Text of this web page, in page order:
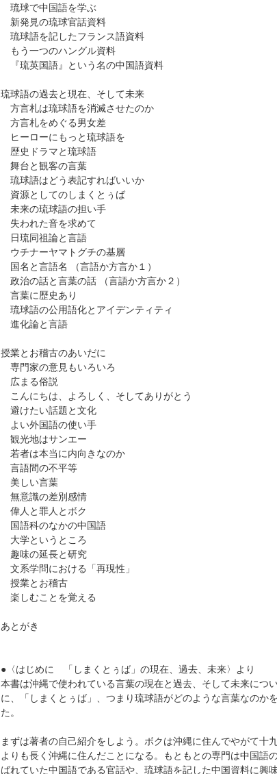
琉球で中国語を学ぶ
新発見の琉球官話資料
琉球語を記したフランス語資料
もう一つのハングル資料
『琉英国語』という名の中国語資料
琉球語の過去と現在、そして未来
方言札は琉球語を消滅させたのか
方言札をめぐる男女差
ヒーローにもっと琉球語を
歴史ドラマと琉球語
舞台と観客の言葉
琉球語はどう表記すればいいか
資源としてのしまくとぅば
未来の琉球語の担い手
失われた音を求めて
日琉同祖論と言語
ウチナーヤマトグチの基層
国名と言語名 （言語か方言か１）
政治の話と言葉の話 （言語か方言か２）
言葉に歴史あり
琉球語の公用語化とアイデンティティ
進化論と言語
授業とお稽古のあいだに
専門家の意見もいろいろ
広まる俗説
こんにちは、よろしく、そしてありがとう
避けたい話題と文化
よい外国語の使い手
観光地はサンエー
若者は本当に内向きなのか
言語間の不平等
美しい言葉
無意識の差別感情
偉人と罪人とボク
国語科のなかの中国語
大学というところ
趣味の延長と研究
文系学問における「再現性」
授業とお稽古
楽しむことを覚える
あとがき
●〈はじめに 「しまくとぅば」の現在、過去、未来〉より
本書は沖縄で使われている言葉の現在と過去、そして未来につ
に、「しまくとぅば」、つまり琉球語がどのような言葉なのか
た。
まずは著者の自己紹介をしよう。ボクは沖縄に住んでやがて
よりも長く沖縄に住んだことになる。もともとの専門は中国語
ばれていた中国語である官話や、琉球語を記した中国資料に興